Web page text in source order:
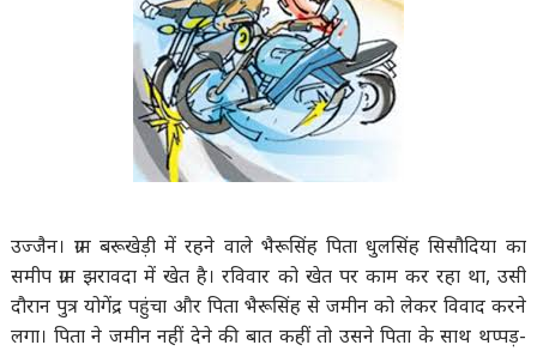
उज्जैन। ग्राम बरूखेड़ी में रहने वाले भैरूसिंह पिता धुलसिंह सिसौदिया का
समीप ग्राम झरावदा में खेत है। रविवार को खेत पर काम कर रहा था, उसी
दौरान पुत्र योगेंद्र पहुंचा और पिता भैरूसिंह से जमीन को लेकर विवाद करने
लगा। पिता ने जमीन नहीं देने की बात कहीं तो उसने पिता के साथ थप्पड़-